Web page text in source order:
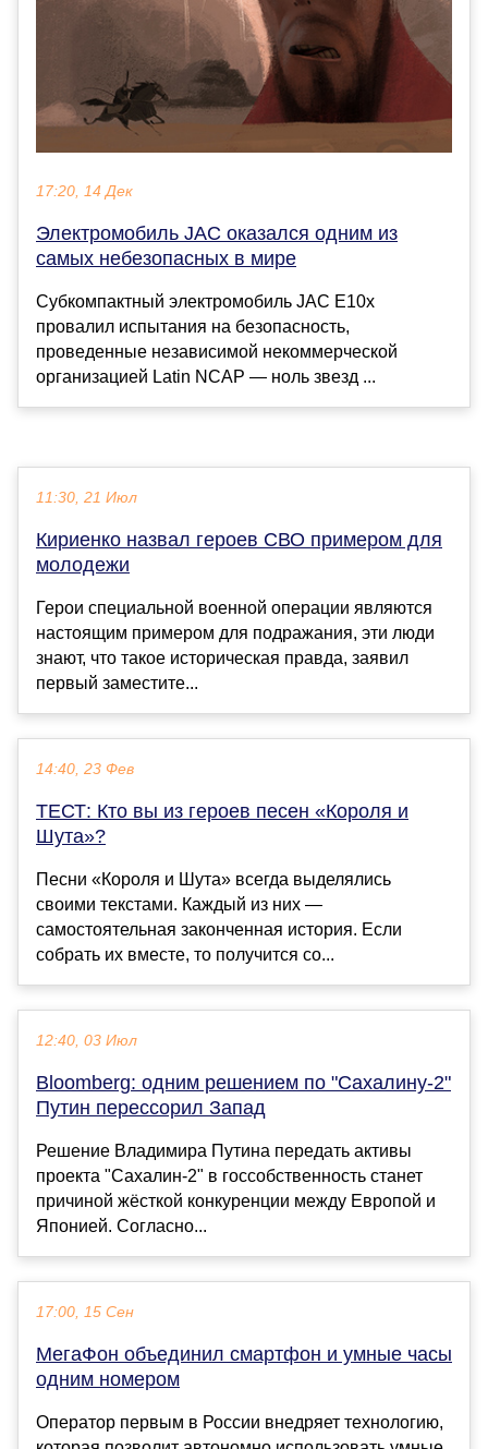
17:20, 14 Дек
Электромобиль JAC оказался одним из
самых небезопасных в мире
Субкомпактный электромобиль JAC E10x
провалил испытания на безопасность,
проведенные независимой некоммерческой
организацией Latin NCAP — ноль звезд ...
11:30, 21 Июл
Кириенко назвал героев СВО примером для
молодежи
Герои специальной военной операции являются
настоящим примером для подражания, эти люди
знают, что такое историческая правда, заявил
первый заместите...
14:40, 23 Фев
ТЕСТ: Кто вы из героев песен «Короля и
Шута»?
Песни «Короля и Шута» всегда выделялись
своими текстами. Каждый из них —
самостоятельная законченная история. Если
собрать их вместе, то получится со...
12:40, 03 Июл
Bloomberg: одним решением по "Сахалину-2"
Путин перессорил Запад
Решение Владимира Путина передать активы
проекта "Сахалин-2" в госсобственность станет
причиной жёсткой конкуренции между Европой и
Японией. Согласно...
17:00, 15 Сен
МегаФон объединил смартфон и умные часы
одним номером
Оператор первым в России внедряет технологию,